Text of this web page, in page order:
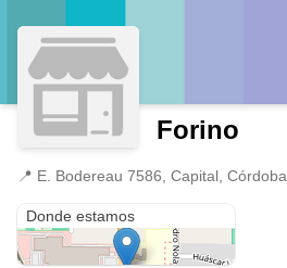
Forino
📍 E. Bodereau 7586, Capital, Córdoba
Donde estamos